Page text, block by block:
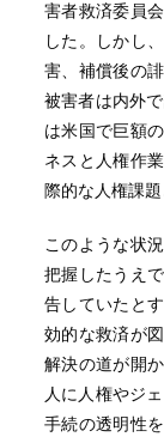
害者救済委員
した。しかし
害、補償後の
被害者は内外
は米国で巨額
ネスと人権作
際的な人権課
このような状
把握したうえ
告していたと
効的な救済が
解決の道が開
人に人権やジ
手続の透明性